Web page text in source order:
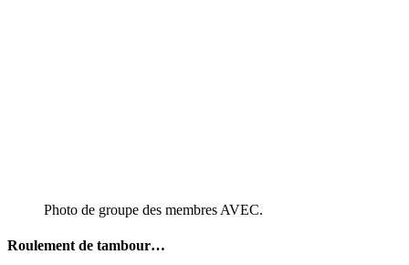
Photo de groupe des membres AVEC.
Roulement de tambour…